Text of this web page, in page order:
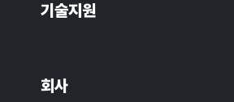
기술지원
회사